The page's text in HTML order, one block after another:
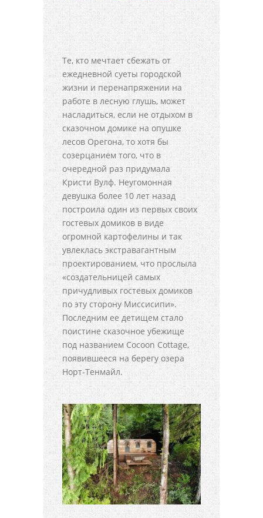
Те, кто мечтает сбежать от
ежедневной суеты городской
жизни и перенапряжении на
работе в лесную глушь, может
насладиться, если не отдыхом в
сказочном домике на опушке
лесов Орегона, то хотя бы
созерцанием того, что в
очередной раз придумала
Кристи Вулф. Неугомонная
девушка более 10 лет назад
построила один из первых своих
гостевых домиков в виде
огромной картофелины и так
увлеклась экстравагантным
проектированием, что прослыла
«создательницей самых
причудливых гостевых домиков
по эту сторону Миссисипи».
Последним ее детищем стало
поистине сказочное убежище
под названием Cocoon Cottage,
появившееся на берегу озера
Норт-Тенмайл.